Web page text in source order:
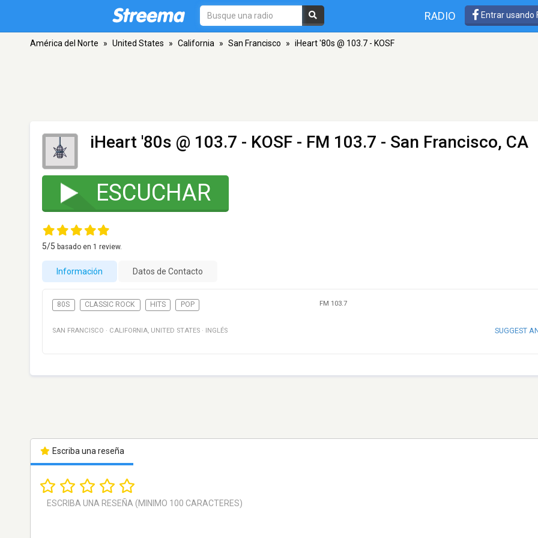
RADIO Entrar usando
América del Norte » United States » California » San Francisco » iHeart '80s @ 103.7 - KOSF
iHeart '80s @ 103.7 - KOSF - FM 103.7 - San Francisco, CA
ESCUCHAR
5/5 basado en 1 review.
Información Datos de Contacto
80S CLASSIC ROCK HITS POP FM 103.7
SAN FRANCISCO · CALIFORNIA, UNITED STATES · INGLÉS SUGGEST
Escriba una reseña